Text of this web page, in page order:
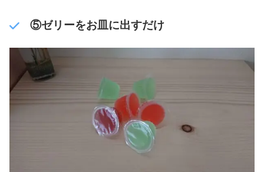
⑤ゼリーをお皿に出すだけ